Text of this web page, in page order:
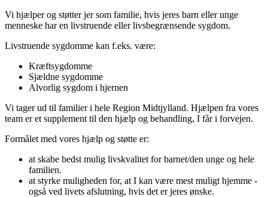
Vi hjælper og støtter jer som familie, hvis jeres barn eller unge
menneske har en livstruende eller livsbegrænsende sygdom.
Livstruende sygdomme kan f.eks. være:
Kræftsygdomme
Sjældne sygdomme
Alvorlig sygdom i hjernen
Vi tager ud til familier i hele Region Midtjylland. Hjælpen fra vores
team er et supplement til den hjælp og behandling, I får i forvejen.
Formålet med vores hjælp og støtte er:
at skabe bedst mulig livskvalitet for barnet/den unge og hele
familien.
at styrke muligheden for, at I kan være mest muligt hjemme -
også ved livets afslutning, hvis det er jeres ønske.